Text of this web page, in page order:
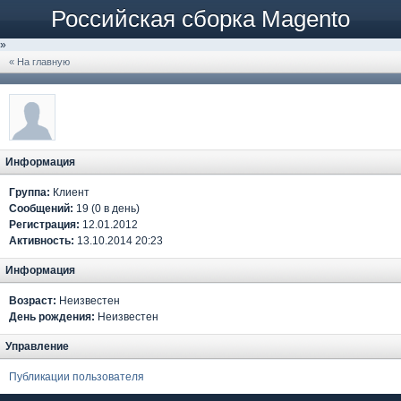
Российская сборка Magento
»
« На главную
Информация
Группа: Клиент
Сообщений: 19 (0 в день)
Регистрация: 12.01.2012
Активность: 13.10.2014 20:23
Информация
Возраст: Неизвестен
День рождения: Неизвестен
Управление
Публикации пользователя